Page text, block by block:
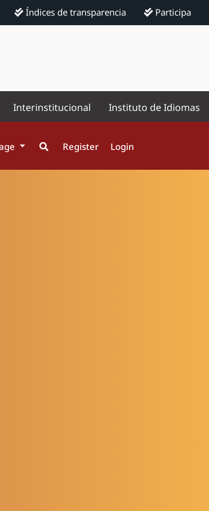
Índices de transparencia Participa
Interinstitucional Instituto de Idiomas
Register Login